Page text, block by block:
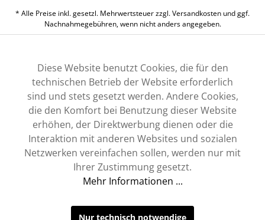
* Alle Preise inkl. gesetzl. Mehrwertsteuer zzgl.Versandkosten und ggf.
Nachnahmegebühren, wenn nicht anders angegeben.
Diese Website benutzt Cookies, die für den
technischen Betrieb der Website erforderlich
sind und stets gesetzt werden. Andere Cookies,
die den Komfort bei Benutzung dieser Website
erhöhen, der Direktwerbung dienen oder die
Interaktion mit anderen Websites und sozialen
Netzwerken vereinfachen sollen, werden nur mit
Ihrer Zustimmung gesetzt.
Mehr Informationen ...
Nur technisch notwendige